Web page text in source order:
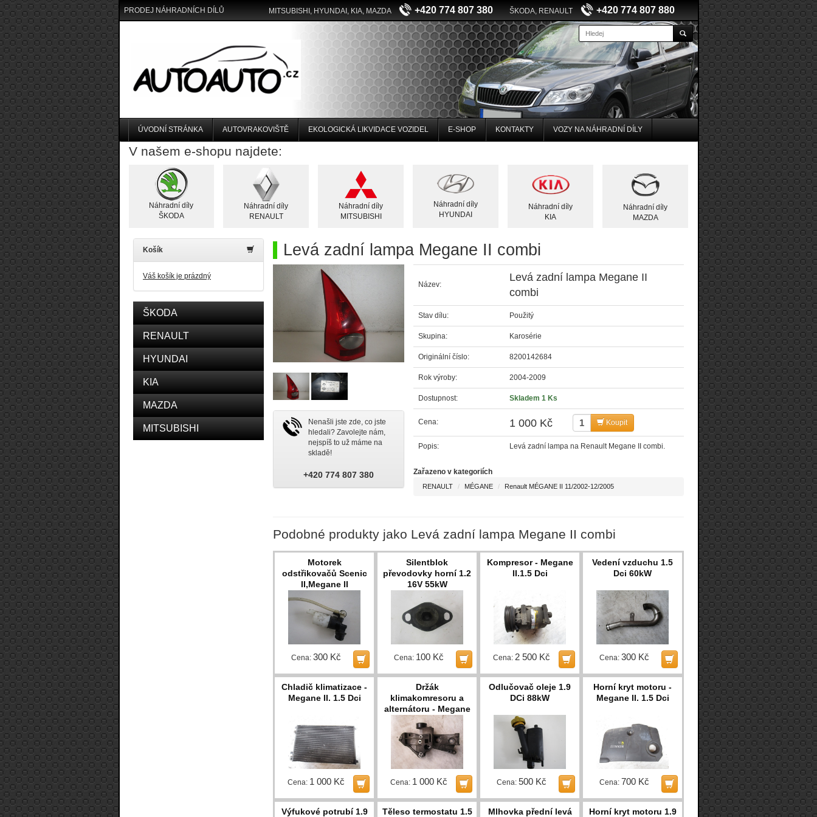
PRODEJ NÁHRADNÍCH DÍLŮ MITSUBISHI, HYUNDAI, KIA, MAZDA +420 774 807 380 ŠKODA, RENAULT +420 774 807 880
ÚVODNÍ STRÁNKA AUTOVRAKOVIŠTĚ EKOLOGICKÁ LIKVIDACE VOZIDEL E-SHOP KONTAKTY VOZY NA NÁHRADNÍ DÍLY
V našem e-shopu najdete:
Náhradní díly
ŠKODA
Náhradní díly
RENAULT
Náhradní díly
MITSUBISHI
Náhradní díly
HYUNDAI
Náhradní díly
KIA
Náhradní díly
MAZDA
Košík
Váš košík je prázdný
ŠKODA
RENAULT
HYUNDAI
KIA
MAZDA
MITSUBISHI
Levá zadní lampa Megane II combi
Nenašli jste zde, co jste
hledali? Zavolejte nám,
nejspíš to už máme na
skladě!
+420 774 807 380
Název:
Levá zadní lampa Megane II
combi
Stav dílu: Použitý
Skupina: Karosérie
Originální číslo: 8200142684
Rok výroby: 2004-2009
Dostupnost: Skladem 1 Ks
Cena: 1 000 Kč Koupit
Popis: Levá zadní lampa na Renault Megane II combi.
Zařazeno v kategoriích
RENAULT MÉGANE Renault MÉGANE II 11/2002-12/2005
Podobné produkty jako Levá zadní lampa Megane II combi
Motorek
odstřikovačů Scenic
II,Megane II
Cena:300 Kč
Silentblok
převodovky horní 1.2
16V 55kW
Cena: 100 Kč
Kompresor - Megane
II.1.5 Dci
Cena: 2 500 Kč
Vedení vzduchu 1.5
Dci 60kW
Cena:300 Kč
Chladič klimatizace -
Megane II. 1.5 Dci
Cena: 1 000 Kč
Držák
klimakomresoru a
alternátoru - Megane
II. 1.5 Dci
Cena: 1 000 Kč
Odlučovač oleje 1.9
DCi 88kW
Cena:500 Kč
Horní kryt motoru -
Megane II. 1.5 Dci
Cena: 700 Kč
Výfukové potrubí 1.9 Těleso termostatu 1.5 Mlhovka přední levá Horní kryt motoru 1.9